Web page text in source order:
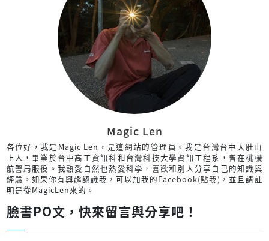
Magic Len
各位好，我是Magic Len，是這網站的管理員。我是台灣台中大肚山
上人，畢業於台中高工資訊科和台灣科技大學資訊工程系，曾在桃機
航警局服役。我熱愛自然也熱愛科學，喜歡和別人分享自己的知識與
經驗。如果你有興趣認識我，可以加我的Facebook(點我) ，並且請註
明是從MagicLen來的。
臉書PO文，快來留言與分享吧！